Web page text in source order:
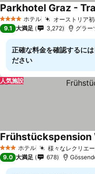
4 ホテルのランク
ホテル オーストリア
Parkhotel Graz -
9.1 大満足 3,272 グラー
正確な料金を確認するに
ださい
人気施設
3 ホテルのランク
ホテル 様々なレクリエ
Frühstückspension
9.0 大満足 678